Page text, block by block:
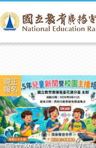
現正
報名